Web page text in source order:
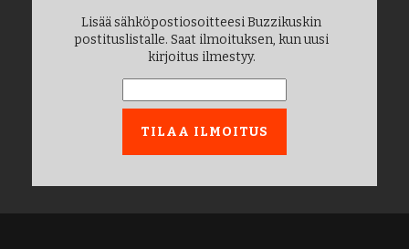
Lisää sähköpostiosoitteesi Buzzikuskin
postituslistalle. Saat ilmoituksen, kun uusi
kirjoitus ilmestyy.